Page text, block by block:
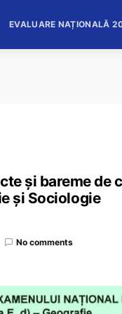
EVALUARE NAȚIONALĂ
și bareme de
și Sociologie
No comments